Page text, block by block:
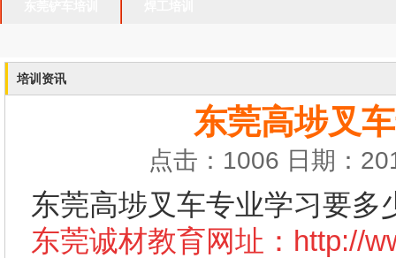
培训资讯
东莞高埗叉
点击：1006 日期：
东莞高埗叉车专业学习要多
东莞诚材教育网址： http://